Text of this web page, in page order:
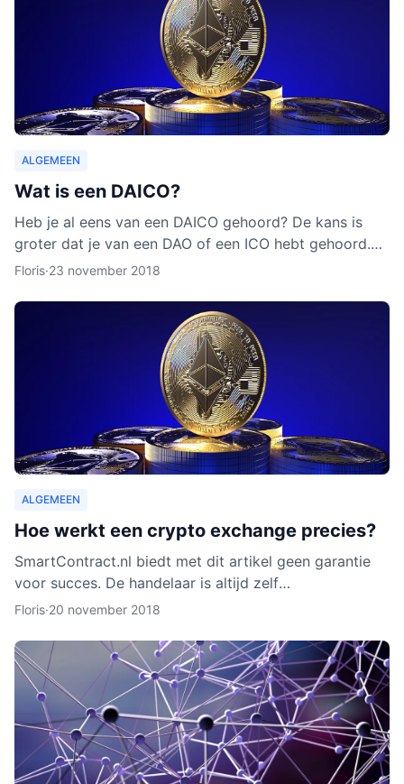
ALGEMEEN
Wat is een DAICO?
Heb je al eens van een DAICO gehoord? De kans is
groter dat je van een DAO of een ICO hebt gehoord.
Hoewel het concept van DAICO nog nooit is ingezet,
Floris·23 november 2018
ALGEMEEN
Hoe werkt een crypto exchange precies?
SmartContract.nl biedt met dit artikel geen garantie
voor succes. De handelaar is altijd zelf
verantwoordelijk voor zijn of haar munten. Het is
Floris·20 november 2018